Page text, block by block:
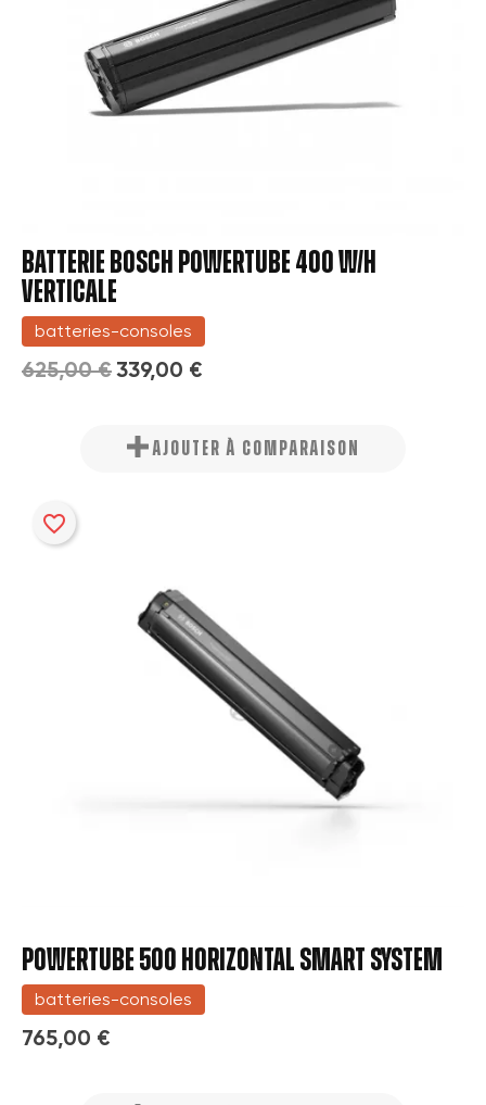
BATTERIE BOSCH POWERTUBE 400 W/H
VERTICALE
batteries-consoles
625,00 €339,00 €
AJOUTER À COMPARAISON
POWERTUBE 500 HORIZONTAL SMART SYSTEM
batteries-consoles
765,00 €
favorite_border